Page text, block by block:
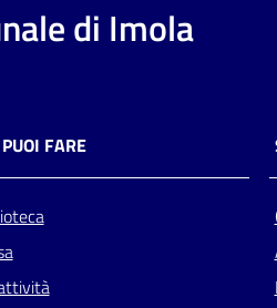
di Imola
FARE